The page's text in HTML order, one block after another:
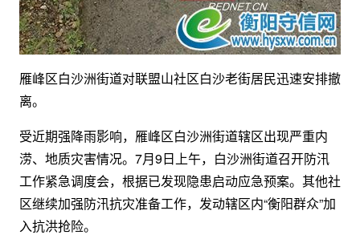
雁峰区白沙洲街道对联盟山社区白沙老街居民迅速安排撤
离。
受近期强降雨影响，雁峰区白沙洲街道辖区出现严重内
涝、地质灾害情况。7月9日上午，白沙洲街道召开防汛
工作紧急调度会，根据已发现隐患启动应急预案。其他社
区继续加强防汛抗灾准备工作，发动辖区内“衡阳群众”加
入抗洪抢险。